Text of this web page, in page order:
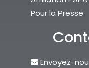
Pour la Presse
Envoyez-